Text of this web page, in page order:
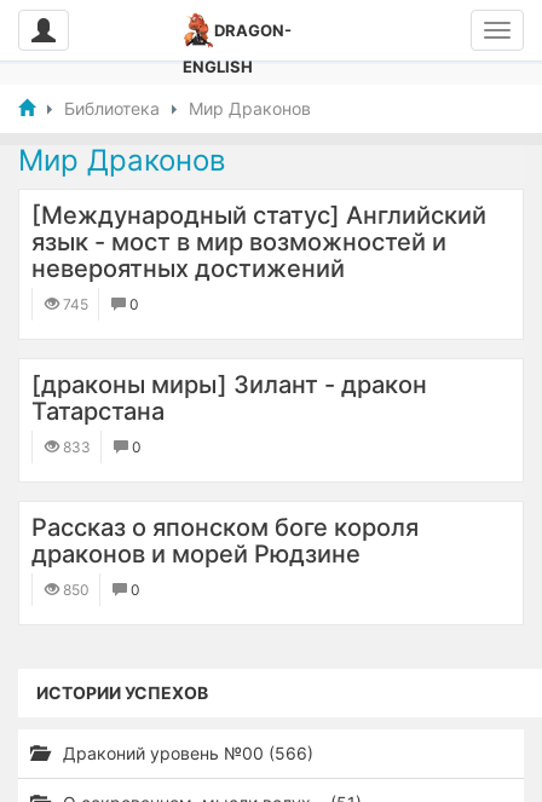
DRAGON-
ENGLISH
Библиотека Мир Драконов
Мир Драконов
[Международный статус] Английский
язык - мост в мир возможностей и
невероятных достижений
745 0
[драконы миры] Зилант - дракон
Татарстана
833 0
Рассказ о японском боге короля
драконов и морей Рюдзине
850 0
ИСТОРИИ УСПЕХОВ
Драконий уровень №00 (566)